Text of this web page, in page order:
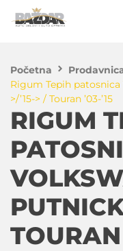
Početna
Rigum Tepih
>/’15-> / Touran ’03-’15
RIGUM
TOURAN